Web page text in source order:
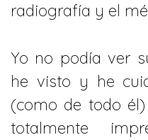
radiografía y el
Yo no podía ver
he visto y he
(como de todo
totalmente